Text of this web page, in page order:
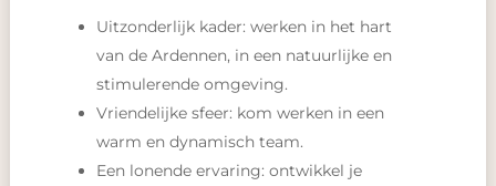
Uitzonderlijk kader: werken in het hart
van de Ardennen, in een natuurlijke en
stimulerende omgeving.
Vriendelijke sfeer: kom werken in een
warm en dynamisch team.
Een lonende ervaring: ontwikkel je